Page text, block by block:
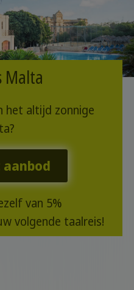
Malta
het altijd zonnige
van 5%
volgende taalreis!